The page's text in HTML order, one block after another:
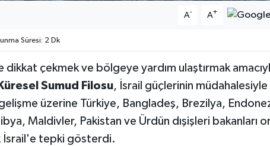
A- A+
Süresi: 2 Dk
çekmek ve bölgeye yardım ulaştırmak
Küresel Sumud Filosu, İsrail güçlerinin müdahalesiyle
gelişme üzerine Türkiye, Bangladeş, Brezilya,
Maldivler, Pakistan ve Ürdün dışişleri bakanları
İsrail'e tepki gösterdi.